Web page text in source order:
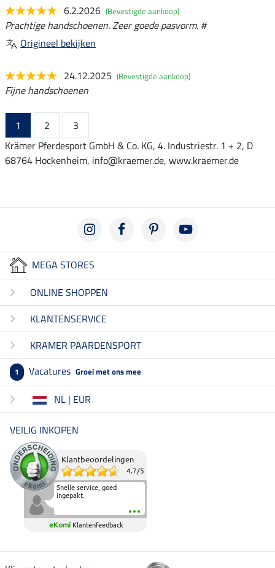
6.2.2026 (Bevestigde aankoop)
Prachtige handschoenen. Zeer goede pasvorm. #
Origineel bekijken
24.12.2025 (Bevestigde aankoop)
Fijne handschoenen
1 2
3
Krämer Pferdesport GmbH & Co. KG, 4. Industriestr. 1 + 2, D
68764 Hockenheim, info@kraemer.de, www.kraemer.de
MEGA STORES
ONLINE SHOPPEN
KLANTENSERVICE
KRAMER PAARDENSPORT
1 Vacatures Groei met ons mee
NL | EUR
VEILIG INKOPEN
Klantbeoordelingen
4.7/5
Snelle service, goed
ingepakt.
eKomi Klantenfeedback